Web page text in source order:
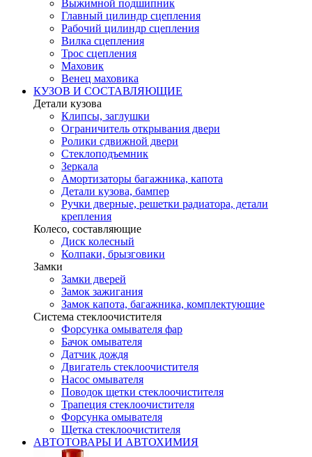
Выжимной подшипник
Главный цилиндр сцепления
Рабочий цилиндр сцепления
Вилка сцепления
Трос сцепления
Маховик
Венец маховика
КУЗОВ И СОСТАВЛЯЮЩИЕ
Детали кузова
Клипсы, заглушки
Ограничитель открывания двери
Ролики сдвижной двери
Стеклоподъемник
Зеркала
Амортизаторы багажника, капота
Детали кузова, бампер
Ручки дверные, решетки радиатора, детали
крепления
Колесо, составляющие
Диск колесный
Колпаки, брызговики
Замки
Замки дверей
Замок зажигания
Замок капота, багажника, комплектующие
Система стеклоочистителя
Форсунка омывателя фар
Бачок омывателя
Датчик дождя
Двигатель стеклоочистителя
Насос омывателя
Поводок щетки стеклоочистителя
Трапеция стеклоочистителя
Форсунка омывателя
Щетка стеклоочистителя
АВТОТОВАРЫ И АВТОХИМИЯ